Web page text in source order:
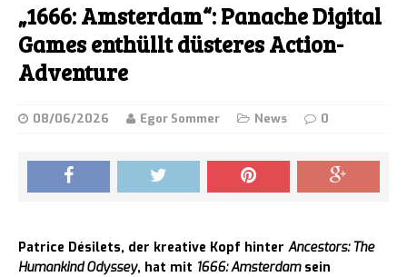
„1666: Amsterdam“: Panache Digital
Games enthüllt düsteres Action-
Adventure
08/06/2026 Egor Sommer News 0
Patrice Désilets, der kreative Kopf hinter Ancestors: The
Humankind Odyssey, hat mit 1666: Amsterdamsein